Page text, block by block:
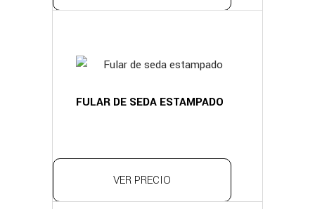
FULAR DE SEDA ESTAMPADO
VER PRECIO